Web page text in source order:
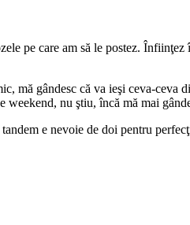
pe care am să le postez.
mă gândesc că va ieşi ceva-ceva
nu ştiu, încă mă mai
e nevoie de doi pentru